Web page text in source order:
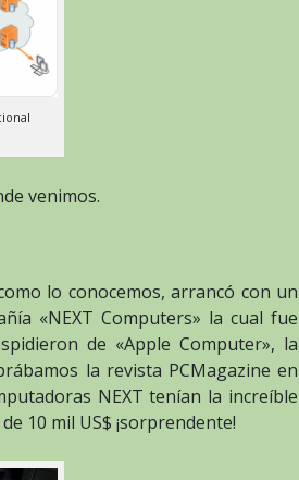
venimos.
lo conocemos, arrancó con un
«NEXT Computers» la cual fue
de «Apple Computer», la
la revista PCMagazine en
NEXT tenían la increíble
10 mil US$ ¡sorprendente!